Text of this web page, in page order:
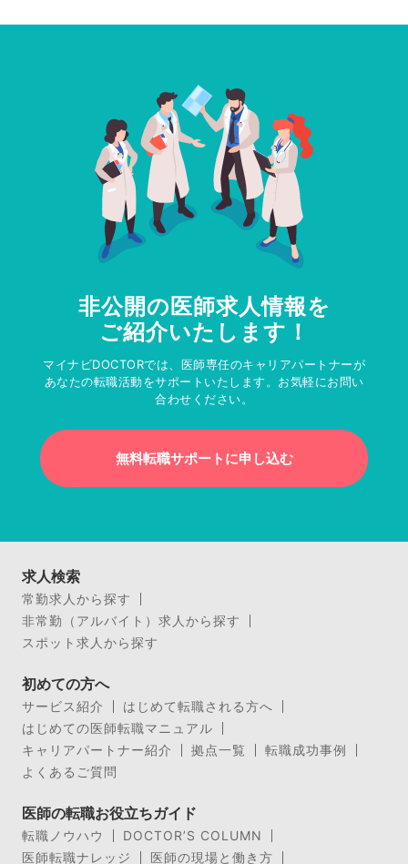
非公開の医師求人情報を
ご紹介いたします！
マイナビDOCTORでは、医師専任のキャリアパートナーが
あなたの転職活動をサポートいたします。お気軽にお問い
合わせください。
無料転職サポートに申し込む
求人検索
常勤求人から探す
非常勤（アルバイト）求人から探す
スポット求人から探す
初めての方へ
サービス紹介
はじめて転職される方へ
はじめての医師転職マニュアル
キャリアパートナー紹介
拠点一覧
転職成功事例
よくあるご質問
医師の転職お役立ちガイド
転職ノウハウ
DOCTOR’S COLUMN
医師転職ナレッジ
医師の現場と働き方